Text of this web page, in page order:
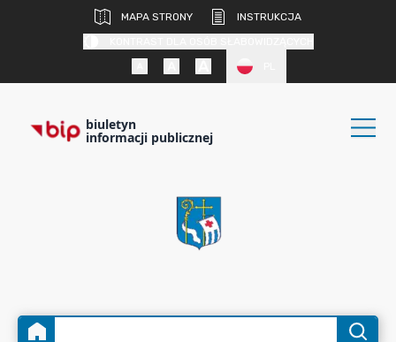
MAPA STRONY
INSTRUKCJA
biuletyn
informacji publicznej